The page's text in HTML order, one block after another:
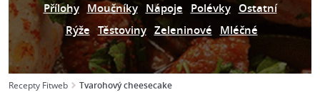
Přílohy Moučníky Nápoje Polévky Ostatní
Rýže Těstoviny Zeleninové Mléčné
Recepty Fitweb Tvarohový cheesecake